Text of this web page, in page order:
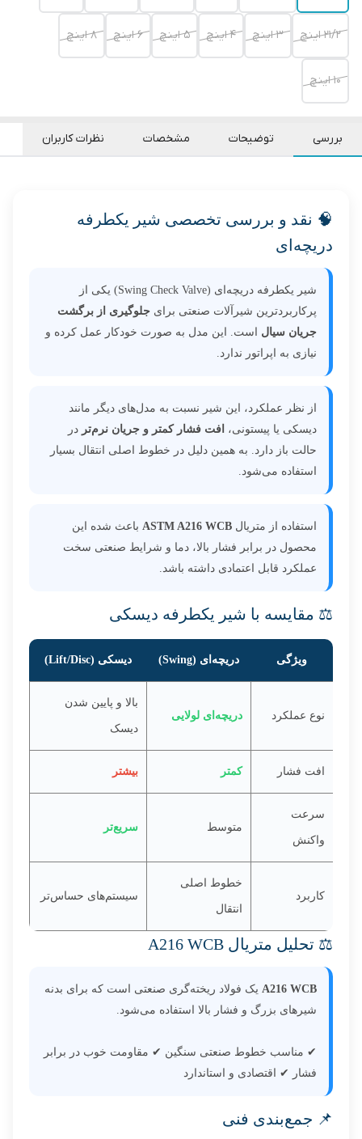
۲۱/۲ اینچ ۳ اینچ ۴ اینچ ۵ اینچ ۶ اینچ ۸ اینچ
۱۰ اینچ
بررسی توضیحات مشخصات نظرات کاربران
🧠 نقد و بررسی تخصصی شیر یکطرفه
دریچه‌ای
شیر یکطرفه دریچه‌ای (Swing Check Valve) یکی از
پرکاربردترین شیرآلات صنعتی برای جلوگیری از برگشت
جریان سیال است. این مدل به صورت خودکار عمل کرده و
نیازی به اپراتور ندارد.
از نظر عملکرد، این شیر نسبت به مدل‌های دیگر مانند
دیسکی یا پیستونی، افت فشار کمتر و جریان نرم‌تر در
حالت باز دارد. به همین دلیل در خطوط اصلی انتقال بسیار
استفاده می‌شود.
استفاده از متریال ASTM A216 WCB باعث شده این
محصول در برابر فشار بالا، دما و شرایط صنعتی سخت
عملکرد قابل اعتمادی داشته باشد.
⚖️ مقایسه با شیر یکطرفه دیسکی
ویژگی دریچه‌ای (Swing) دیسکی (Lift/Disc)
نوع عملکرد دریچه‌ای لولایی
بالا و پایین شدن
دیسک
افت فشار کمتر بیشتر
سرعت
واکنش
متوسط سریع‌تر
کاربرد
خطوط اصلی
انتقال
سیستم‌های حساس‌تر
⚖️ تحلیل متریال A216 WCB
A216 WCB یک فولاد ریخته‌گری صنعتی است که برای بدنه
شیرهای بزرگ و فشار بالا استفاده می‌شود.
✔ مناسب خطوط صنعتی سنگین ✔ مقاومت خوب در برابر
فشار ✔ اقتصادی و استاندارد
📌 جمع‌بندی فنی